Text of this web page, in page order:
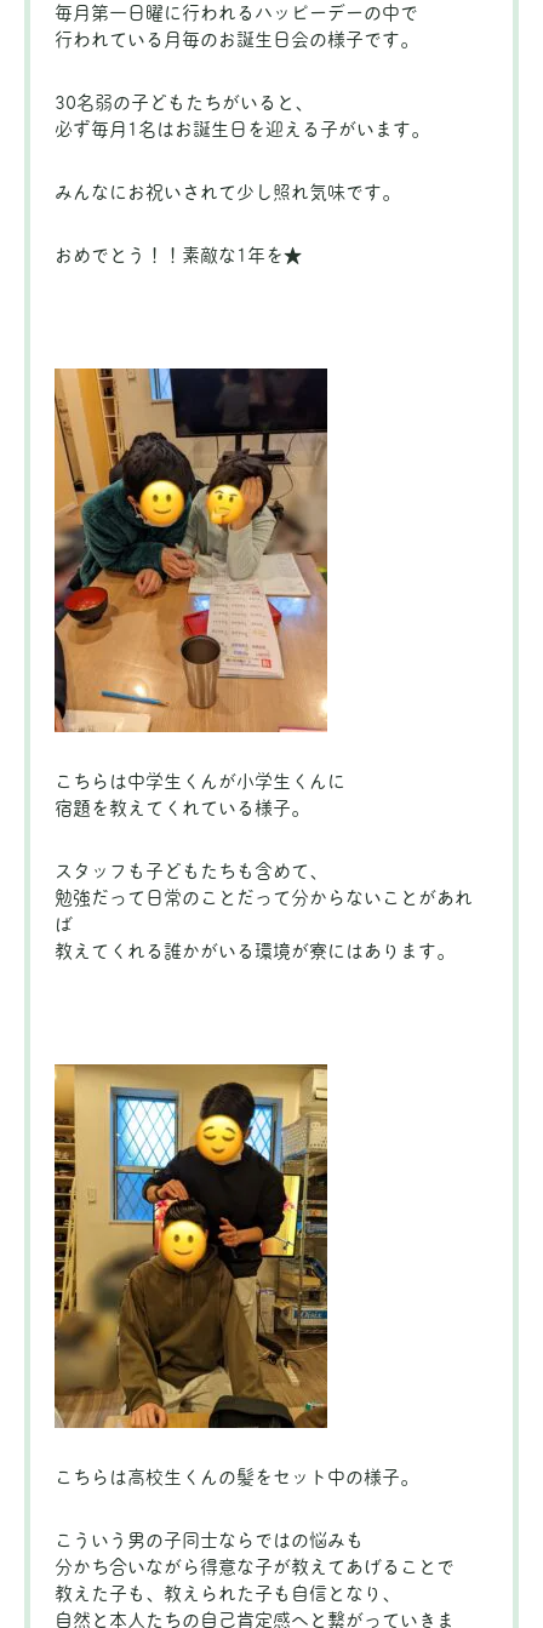
毎月第一日曜に行われるハッピーデーの中で
行われている月毎のお誕生日会の様子です。
30名弱の子どもたちがいると、
必ず毎月1名はお誕生日を迎える子がいます。
みんなにお祝いされて少し照れ気味です。
おめでとう！！素敵な1年を★
こちらは中学生くんが小学生くんに
宿題を教えてくれている様子。
スタッフも子どもたちも含めて、
勉強だって日常のことだって分からないことがあれ
ば
教えてくれる誰かがいる環境が寮にはあります。
こちらは高校生くんの髪をセット中の様子。
こういう男の子同士ならではの悩みも
分かち合いながら得意な子が教えてあげることで
教えた子も、教えられた子も自信となり、
自然と本人たちの自己肯定感へと繋がっていきま